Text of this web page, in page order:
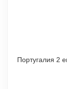
Португалия 2